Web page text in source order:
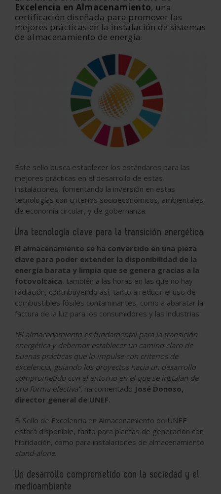
Excelencia en Almacenamiento, una
certificación diseñada para promover las
mejores prácticas en la instalación de sistemas
de almacenamiento de energía.
Este sello busca establecer los estándares para las
mejores prácticas en el desarrollo de estas
instalaciones, fomentando la inversión en estas
tecnologías con criterios socioeconómicos, ambientales,
de economía circular, y de gobernanza.
Una tecnología clave para la transición energética
El almacenamiento se ha convertido en una pieza
clave para poder extender la disponibilidad de la
energía barata y limpia que se genera gracias a la
fotovoltaica, también a las horas en las que no hay
radiación, contribuyendo así, tanto a reducir el uso de
combustibles fósiles contaminantes, como a abaratar la
factura de la luz para los consumidores y las industrias.
“El almacenamiento es fundamental para la transición
energética y debemos establecer un camino claro de
buenas prácticas que lo impulse con criterios de
excelencia, guiando los proyectos hacia un desarrollo
comprometido con el entorno en el que se instalan de
una forma efectiva”, ha comentado José Donoso,
director general de UNEF.
El Sello de Excelencia en Almacenamiento de UNEF
estará disponible, tanto para plantas de generación con
hibridación, como para instalaciones de almacenamiento
stand-alone.
Un desarrollo comprometido con la sociedad y el
medioambiente